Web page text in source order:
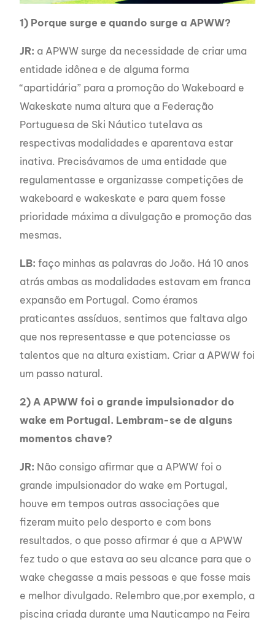
1) Porque surge e quando surge a APWW?
JR: a APWW surge da necessidade de criar uma
entidade idônea e de alguma forma
“apartidária” para a promoção do Wakeboard e
Wakeskate numa altura que a Federação
Portuguesa de Ski Náutico tutelava as
respectivas modalidades e aparentava estar
inativa. Precisávamos de uma entidade que
regulamentasse e organizasse competições de
wakeboard e wakeskate e para quem fosse
prioridade máxima a divulgação e promoção das
mesmas.
LB: faço minhas as palavras do João. Há 10 anos
atrás ambas as modalidades estavam em franca
expansão em Portugal. Como éramos
praticantes assíduos, sentimos que faltava algo
que nos representasse e que potenciasse os
talentos que na altura existiam. Criar a APWW foi
um passo natural.
2) A APWW foi o grande impulsionador do
wake em Portugal. Lembram-se de alguns
momentos chave?
JR: Não consigo afirmar que a APWW foi o
grande impulsionador do wake em Portugal,
houve em tempos outras associações que
fizeram muito pelo desporto e com bons
resultados, o que posso afirmar é que a APWW
fez tudo o que estava ao seu alcance para que o
wake chegasse a mais pessoas e que fosse mais
e melhor divulgado. Relembro que,por exemplo, a
piscina criada durante uma Nauticampo na Feira